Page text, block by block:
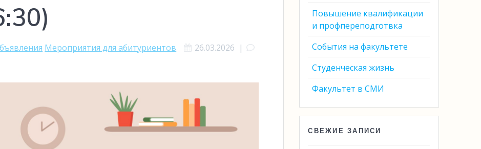
Мероприятия для абитуриентов 26.03.2026 |
Повышение квалификации
и профпереподготвка
События на факультете
Студенческая жизнь
Факультет в СМИ
СВЕЖИЕ ЗАПИСИ